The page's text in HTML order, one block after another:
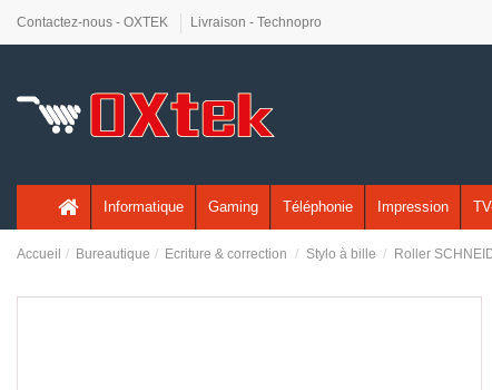
Contactez-nous - OXTEK Livraison - Technopro
Informatique Gaming Téléphonie Impression
Accueil Bureautique Ecriture & correction Stylo à bille Roller